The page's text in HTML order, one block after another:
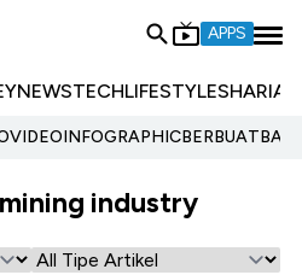
APPS
NEWSTECHLIFESTYLESHARIA
VIDEOINFOGRAPHIC
industry